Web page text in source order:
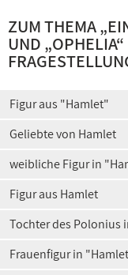
ZUM THEMA „
UND „OPHELIA“
Figur aus "Hamlet"
Geliebte von Hamlet
weibliche Figur in
Figur aus Hamlet
Tochter des Polonius
Frauenfigur in